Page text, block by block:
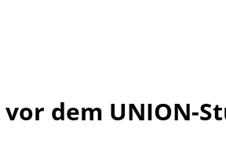
dem UNION-